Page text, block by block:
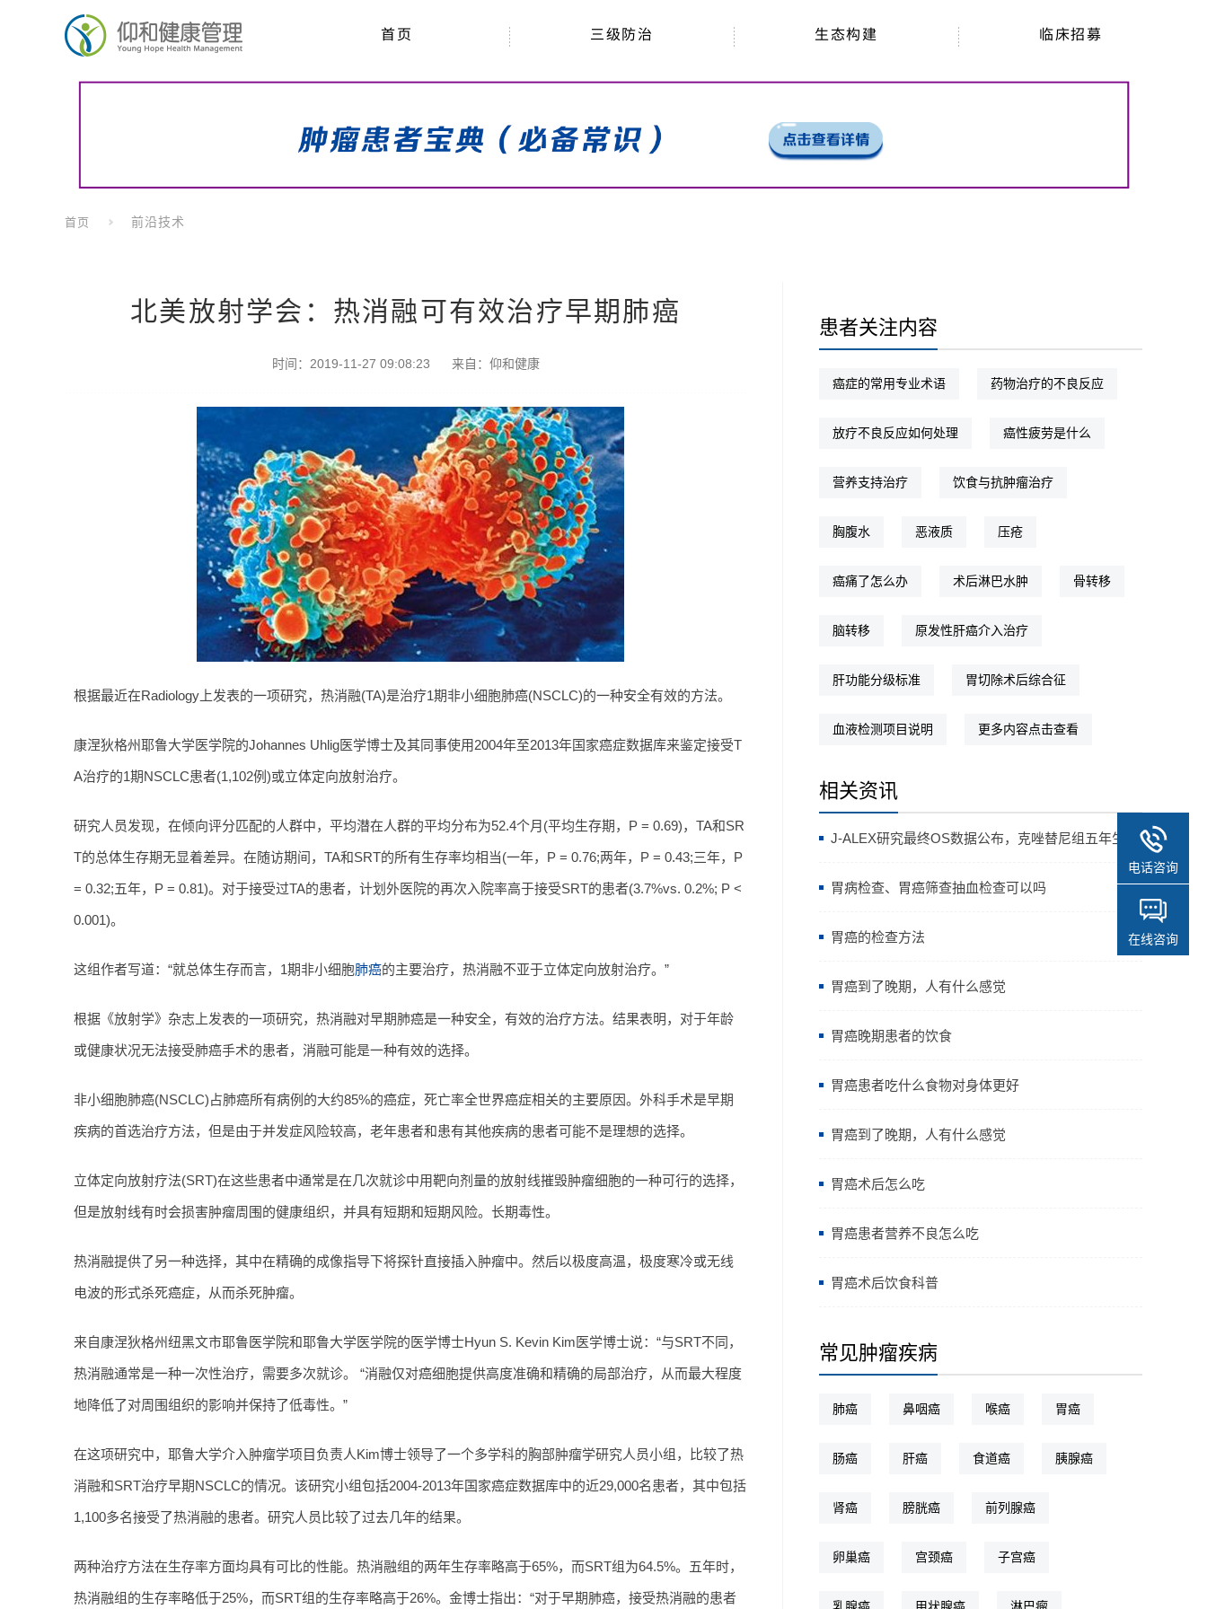
首页 三级防治 生态构建 临床招募
首页 前沿技术
北美放射学会：热消融可有效治疗早期肺癌
时间：2019-11-27 09:08:23 来自： 仰和健康
根据最近在Radiology上发表的一项研究，热消融(TA)是治疗1期非小细胞肺癌(NSCLC)的一种安全有效的方法。
康涅狄格州耶鲁大学医学院的Johannes Uhlig医学博士及其同事使用2004年至2013年国家癌症数据库来鉴定接受T
A治疗的1期NSCLC患者(1,102例)或立体定向放射治疗。
研究人员发现，在倾向评分匹配的人群中，平均潜在人群的平均分布为52.4个月(平均生存期，P = 0.69)，TA和SR
T的总体生存期无显着差异。在随访期间，TA和SRT的所有生存率均相当(一年，P = 0.76;两年，P = 0.43;三年，P
= 0.32;五年，P = 0.81)。对于接受过TA的患者，计划外医院的再次入院率高于接受SRT的患者(3.7%vs. 0.2%; P <
0.001)。
这组作者写道：“就总体生存而言，1期非小细胞肺癌的主要治疗，热消融不亚于立体定向放射治疗。”
根据《放射学》杂志上发表的一项研究，热消融对早期肺癌是一种安全，有效的治疗方法。结果表明，对于年龄
或健康状况无法接受肺癌手术的患者，消融可能是一种有效的选择。
非小细胞肺癌(NSCLC)占肺癌所有病例的大约85%的癌症，死亡率全世界癌症相关的主要原因。外科手术是早期
疾病的首选治疗方法，但是由于并发症风险较高，老年患者和患有其他疾病的患者可能不是理想的选择。
立体定向放射疗法(SRT)在这些患者中通常是在几次就诊中用靶向剂量的放射线摧毁肿瘤细胞的一种可行的选择，
但是放射线有时会损害肿瘤周围的健康组织，并具有短期和短期风险。长期毒性。
热消融提供了另一种选择，其中在精确的成像指导下将探针直接插入肿​​瘤中。然后以极度高温，极度寒冷或无线
电波的形式杀死癌症，从而杀死肿瘤。
来自康涅狄格州纽黑文市耶鲁医学院和耶鲁大学医学院的医学博士Hyun S. Kevin Kim医学博士说：“与SRT不同，
热消融通常是一种一次性治疗，需要多次就诊。 “消融仅对癌细胞提供高度准确和精确的局部治疗，从而最大程度
地降低了对周围组织的影响并保持了低毒性。”
在这项研究中，耶鲁大学介入肿瘤学项目负责人Kim博士领导了一个多学科的胸部肿瘤学研究人员小组，比较了热
消融和SRT治疗早期NSCLC的情况。该研究小组包括2004-2013年国家癌症数据库中的近29,000名患者，其中包括
1,100多名接受了热消融的患者。研究人员比较了过去几年的结果。
两种治疗方法在生存率方面均具有可比的性能。热消融组的两年生存率略高于65%，而SRT组为64.5%。五年时，
热消融组的生存率略低于25%，而SRT组的生存率略高于26%。金博士指出：“对于早期肺癌，接受热消融的患者
患者关注内容
癌症的常用专业术语 药物治疗的不良反应
放疗不良反应如何处理 癌性疲劳是什么
营养支持治疗 饮食与抗肿瘤治疗
胸腹水 恶液质 压疮
癌痛了怎么办 术后淋巴水肿 骨转移
脑转移 原发性肝癌介入治疗
肝功能分级标准 胃切除术后综合征
血液检测项目说明 更多内容点击查看
相关资讯
J-ALEX研究最终OS数据公布，克唑替尼组五年生存
率高达64.11%
胃病检查、胃癌筛查抽血检查可以吗
胃癌的检查方法
胃癌到了晚期，人有什么感觉
胃癌晚期患者的饮食
胃癌患者吃什么食物对身体更好
胃癌到了晚期，人有什么感觉
胃癌术后怎么吃
胃癌患者营养不良怎么吃
胃癌术后饮食科普
常见肿瘤疾病
肺癌 鼻咽癌 喉癌 胃癌
肠癌 肝癌 食道癌 胰腺癌
肾癌 膀胱癌 前列腺癌
卵巢癌 宫颈癌 子宫癌
电话咨询
在线咨询